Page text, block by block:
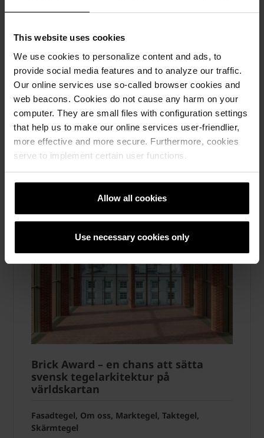
This website uses cookies
We use cookies to personalize content and ads, to
provide social media features and to analyze our traffic.
Our online services use so-called browser cookies and
web beacons. Cookies do not cause any harm on your
computer. They are small files with configuration settings
that help us to make our online services user-friendlier,
more effective and more secure. Furthermore, cookies
serve to implement certain user functions.
Allow all cookies
Use necessary cookies only
Stockholm, Göteborg och Malmö för
Läs mera
Fasadtegel, Taktegel, Marktegel, Skärmtegel, Om
oss
Brick Award – en chans att sätta
svensk tegelarkitektur på
världskartan
Fasadtegel, Om oss, Marktegel, Taktegel,
Skärmtegel